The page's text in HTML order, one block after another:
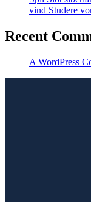
vind Studere
Recent
A WordPress